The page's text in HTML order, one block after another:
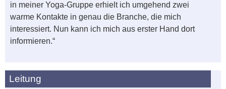
in meiner Yoga-Gruppe erhielt ich umgehend zwei
warme Kontakte in genau die Branche, die mich
interessiert. Nun kann ich mich aus erster Hand dort
informieren.“
Leitung